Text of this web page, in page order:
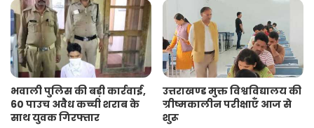
भवाली पुलिस की बड़ी कार्रवाई,
60 पाउच अवैध कच्ची शराब के
साथ युवक गिरफ्तार
उत्तराखण्ड मुक्त विश्वविद्यालय की
ग्रीष्मकालीन परीक्षाएँ आज से
शुरू